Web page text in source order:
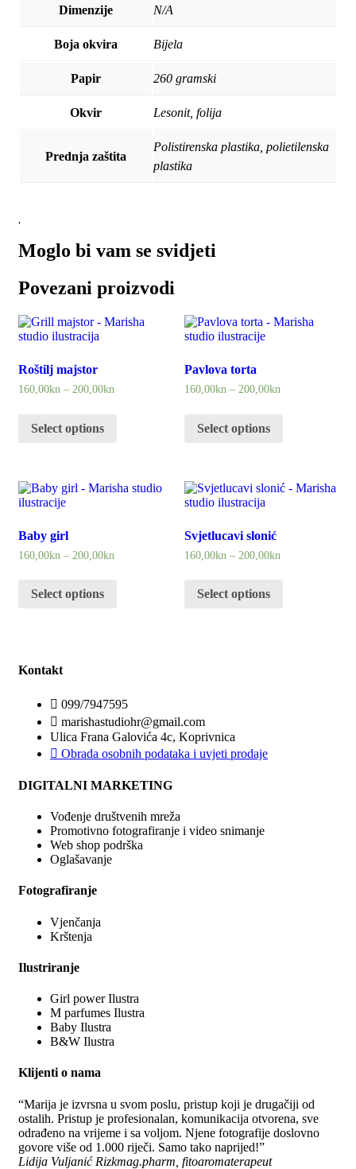
Dimenzije N/A
Boja okvira Bijela
Papir 260 gramski
Okvir Lesonit, folija
Prednja zaštita
Polistirenska plastika, polietilenska
plastika
Moglo bi vam se svidjeti
Povezani proizvodi
Roštilj majstor
160,00kn – 200,00kn
Select options
Pavlova torta
160,00kn –200,00kn
Select options
Baby girl
160,00kn – 200,00kn
Select options
Svjetlucavi slonić
160,00kn – 200,00kn
Select options
Kontakt
099/7947595
marishastudiohr@gmail.com
Ulica Frana Galovića 4c, Koprivnica
Obrada osobnih podataka i uvjeti prodaje
DIGITALNI MARKETING
Vođenje društvenih mreža
Promotivno fotografiranje i video snimanje
Web shop podrška
Oglašavanje
Fotografiranje
Vjenčanja
Krštenja
Ilustriranje
Girl power Ilustra
M parfumes Ilustra
Baby Ilustra
B&W Ilustra
Klijenti o nama
“Marija je izvrsna u svom poslu, pristup koji je drugačiji od
ostalih. Pristup je profesionalan, komunikacija otvorena, sve
odrađeno na vrijeme i sa voljom. Njene fotografije doslovno
govore više od 1.000 riječi. Samo tako naprijed!”
Lidija Vuljanić Rizkmag.pharm, fitoaromaterapeut